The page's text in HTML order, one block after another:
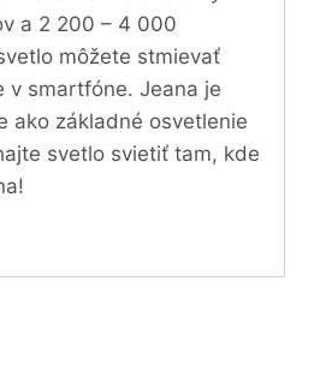
a 2 200 – 4 000
môžete stmievať
v smartfóne. Jeana je
ako základné osvetlenie
svetlo svietiť tam, kde